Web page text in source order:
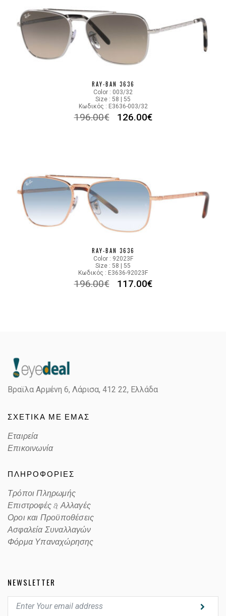
Color SILVER
Lens Color GRADIENT BLUE, GRAY
Color code 003/3M
RAY-BAN 3636
Color : 003/32
Size : 58 | 55
Κωδικός : E3636-003/32
196.00€ 126.00€
RAY-BAN 3636
Color : 92023F
Size : 58 | 55
Κωδικός : E3636-92023F
196.00€ 117.00€
Βραϊλα Αρμένη 6, Λάρισα, 412 22, Ελλάδα
ΣΧΕΤΙΚΑ ΜΕ ΕΜΑΣ
Εταιρεία
Επικοινωνία
ΠΛΗΡΟΦΟΡΙΕΣ
Τρόποι Πληρωμής
Επιστροφές & Αλλαγές
Οροι και Προϋποθέσεις
Ασφαλεία Συναλλαγών
Φόρμα Υπαναχώρησης
NEWSLETTER